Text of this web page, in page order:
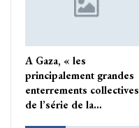
A Gaza, « les
principalement grandes
enterrements collectives
de l’série de la…